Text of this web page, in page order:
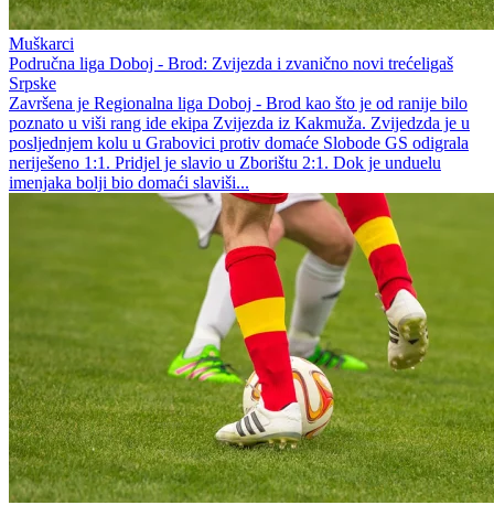
Muškarci
Područna liga Doboj - Brod: Zvijezda i zvanično novi trećeligaš
Srpske
Završena je Regionalna liga Doboj - Brod kao što je od ranije bilo
poznato u viši rang ide ekipa Zvijezda iz Kakmuža. Zvijedzda je u
posljednjem kolu u Grabovici protiv domaće Slobode GS odigrala
neriješeno 1:1. Pridjel je slavio u Zborištu 2:1. Dok je unduelu
imenjaka bolji bio domaći slaviši...